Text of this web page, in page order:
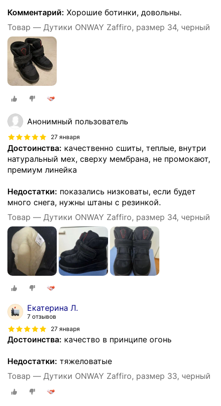
Комментарий: Хорошие ботинки, довольны.
Товар — Дутики ONWAY Zaffiro, размер 34, черный
Анонимный пользователь
27 января
Достоинства: качественно сшиты, теплые, внутри
натуральный мех, сверху мембрана, не промокают,
премиум линейка
Недостатки: показались низковаты, если будет
много снега, нужны штаны с резинкой.
Товар — Дутики ONWAY Zaffiro, размер 34, черный
Екатерина Л.
7 отзывов
27 января
Достоинства: качество в принципе огонь
Недостатки: тяжеловатые
Товар — Дутики ONWAY Zaffiro, размер 33, черный